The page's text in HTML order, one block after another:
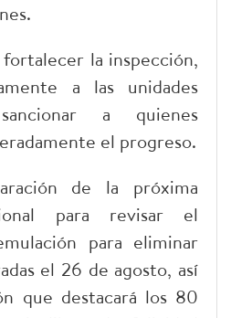
la inspección,
a las unidades
a quienes
el progreso.
de la próxima
para revisar el
para eliminar
el 26 de agosto, así
que destacará los 80